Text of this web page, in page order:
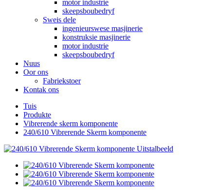
motor industrie
skeepsboubedryf
Sweis dele
ingenieurswese masjinerie
konstruksie masjinerie
motor industrie
skeepsboubedryf
Nuus
Oor ons
Fabriekstoer
Kontak ons
Tuis
Produkte
Vibrerende skerm komponente
240/610 Vibrerende Skerm komponente